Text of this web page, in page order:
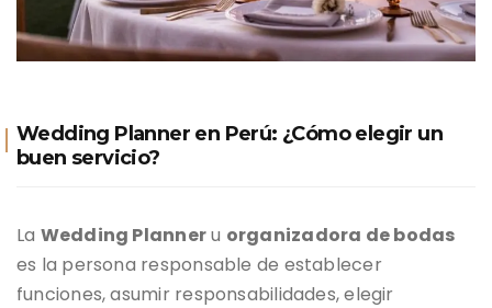
Wedding Planner en Perú: ¿Cómo elegir un
buen servicio?
La Wedding Planneru organizadora de bodas
es la persona responsable de establecer
funciones, asumir responsabilidades, elegir